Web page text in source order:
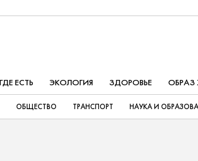
ЕСТЬ ЭКОЛОГИЯ ЗДОРОВЬЕ
ОБЩЕСТВО ТРАНСПОРТ НАУКА И